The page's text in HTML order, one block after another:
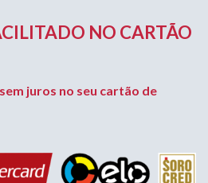
NO CARTÃO
juros no seu cartão de